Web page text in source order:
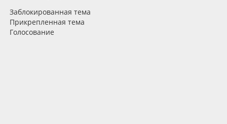
Заблокированная тема
Прикрепленная тема
Голосование